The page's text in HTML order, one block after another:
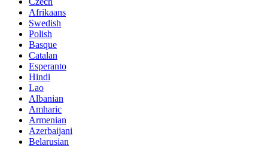
Afrikaans
Swedish
Polish
Basque
Catalan
Esperanto
Hindi
Lao
Albanian
Amharic
Armenian
Azerbaijani
Belarusian